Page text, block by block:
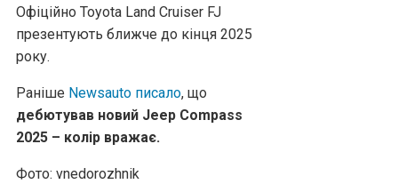
Офіційно Toyota Land Cruiser FJ
презентують ближче до кінця 2025
року.
Раніше Newsauto писало, що
дебютував новий Jeep Compass
2025 – колір вражає.
Фото: vnedorozhnik